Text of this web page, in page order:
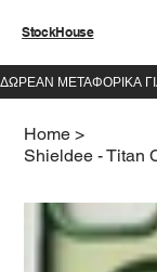
StockHouse
Home >